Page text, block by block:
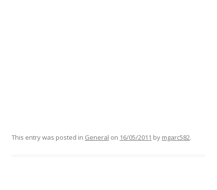
This entry was posted in General on 16/05/2011 by mgarc582.